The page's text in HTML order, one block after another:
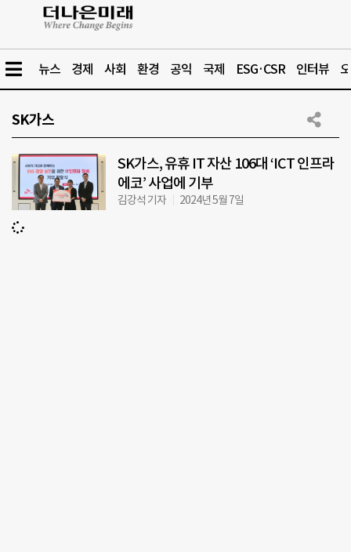
뉴스 경제 사회 환경 공익 국제 ESG·CSR 인터뷰
SK가스
SK가스, 유휴 IT 자산 106대 ‘ICT 인프라
에코’ 사업에 기부
김강석 기자 2024년 5월 7일